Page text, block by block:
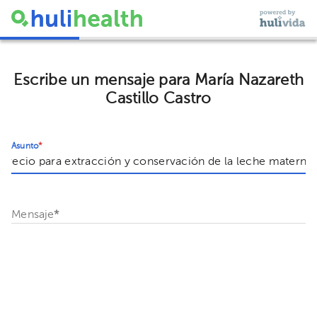
Escribe un mensaje para María Nazareth
Castillo Castro
Asunto*
Mensaje*